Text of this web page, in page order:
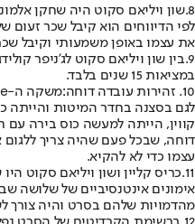
8. שון ויליאם סקוט היה שחקן
את עצמו באופן משמעותי וקיבל שכר של כ-5
9. בין שון ויליאם סקוט לג'ניפר
במציאות 15 שנים בלבד.
10. זהירות עובדה דוחה:
לגם בסצנה בחדר המיטות והייתה
קווין, הייתה למעשה כוס בירה עם
דוחה, שבכל פעם שהיה צריך
עצמו כדי לא להקיא.
11. כריס קליין ושון ויליאם סקוט
אימונים אינטנסיביים של שלושה
מהדמויות שלהם בסרט והיה צורך